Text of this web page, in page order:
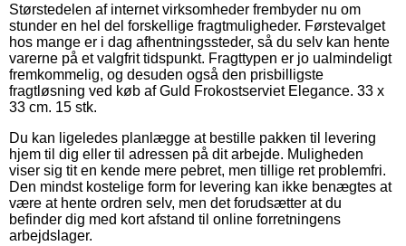
Størstedelen af internet virksomheder frembyder nu om
stunder en hel del forskellige fragtmuligheder. Førstevalget
hos mange er i dag afhentningssteder, så du selv kan hente
varerne på et valgfrit tidspunkt. Fragttypen er jo ualmindeligt
fremkommelig, og desuden også den prisbilligste
fragtløsning ved køb af Guld Frokostserviet Elegance. 33 x
33 cm. 15 stk.
Du kan ligeledes planlægge at bestille pakken til levering
hjem til dig eller til adressen på dit arbejde. Muligheden
viser sig tit en kende mere pebret, men tillige ret problemfri.
Den mindst kostelige form for levering kan ikke benægtes at
være at hente ordren selv, men det forudsætter at du
befinder dig med kort afstand til online forretningens
arbejdslager.